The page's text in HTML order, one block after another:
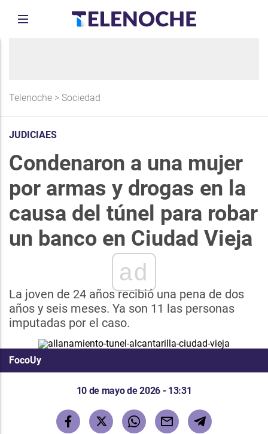
Telenoche > Sociedad
JUDICIAES
Condenaron a una mujer
por armas y drogas en la
causa del túnel para robar
un banco en Ciudad Vieja
ad
La joven de 24 años recibió una pena de dos
años y seis meses. Ya son 11 las personas
imputadas por el caso.
FocoUy
10 de mayo de 2026 - 13:31